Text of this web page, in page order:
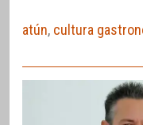
atún, cultura